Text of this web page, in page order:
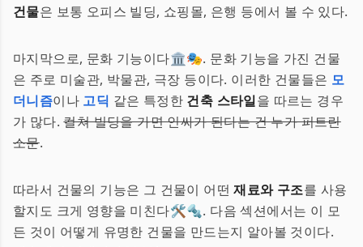
건물은 보통 오피스 빌딩, 쇼핑몰, 은행 등에서 볼 수 있다.
마지막으로, 문화 기능이다🏛️🎭. 문화 기능을 가진 건물
은 주로 미술관, 박물관, 극장 등이다. 이러한 건물들은 모
더니즘이나 고딕 같은 특정한 건축 스타일을 따르는 경우
가 많다.컬쳐 빌딩을 가면 인싸가 된다는 건 누가 퍼트린
소문.
따라서 건물의 기능은 그 건물이 어떤재료와 구조를 사용
할지도 크게 영향을 미친다🛠️🔩. 다음 섹션에서는 이 모
든 것이 어떻게 유명한 건물을 만드는지 알아볼 것이다.